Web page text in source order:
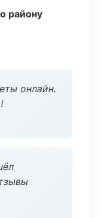
району
онлайн.